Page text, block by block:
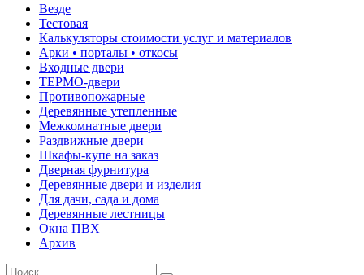
Везде
Тестовая
Калькуляторы стоимости услуг и материалов
Арки • порталы • откосы
Входные двери
ТЕРМО-двери
Противопожарные
Деревянные утепленные
Межкомнатные двери
Раздвижные двери
Шкафы-купе на заказ
Дверная фурнитура
Деревянные двери и изделия
Для дачи, сада и дома
Деревянные лестницы
Окна ПВХ
Архив